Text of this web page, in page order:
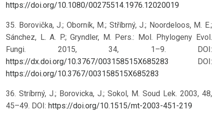
https://doi.org/10.1080/00275514.1976.12020019
35. Borovička, J.; Oborník, M.; Stříbrný, J.; Noordeloos, M. E.;
Sánchez, L. A. P.; Gryndler, M. Pers.: Mol. Phylogeny Evol.
Fungi. 2015, 34, 1–9. DOI:
https://dx.doi.org/10.3767/003158515X685283
DOI:
https://doi.org/10.3767/003158515X685283
36. Stríbrný, J.; Borovicka, J.; Sokol, M. Soud Lek. 2003, 48,
45–49. DOI: https://doi.org/10.1515/mt-2003-451-219